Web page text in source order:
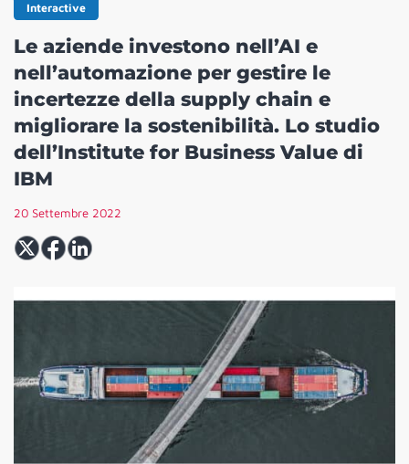
Interactive
Le aziende investono nell’AI e
nell’automazione per gestire le
incertezze della supply chain e
migliorare la sostenibilità. Lo studio
dell’Institute for Business Value di
IBM
20 Settembre 2022